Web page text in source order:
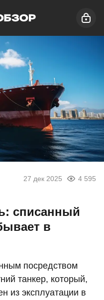
27 дек 2025 4 595
списанный
в
посредством
танкер, который,
из эксплуатации в